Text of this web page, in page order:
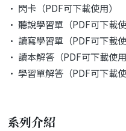
• 閃卡（PDF可下載使用）
• 聽說學習單（PDF可下載使
• 讀寫學習單（PDF可下載使
• 讀本解答（PDF可下載使用
• 學習單解答（PDF可下載使
系列介紹